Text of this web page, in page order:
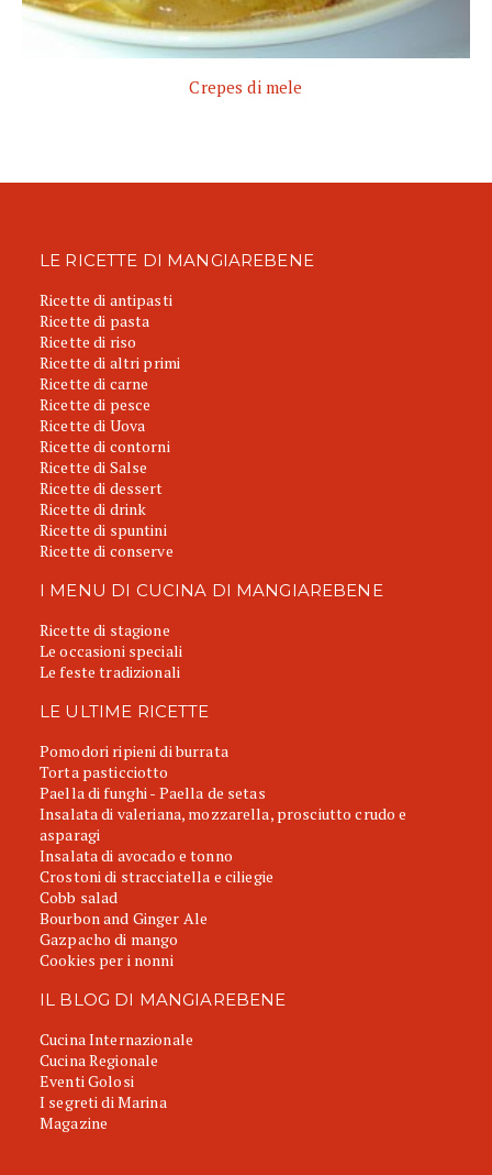
Crepes di mele
LE RICETTE DI MANGIAREBENE
Ricette di antipasti
Ricette di pasta
Ricette di riso
Ricette di altri primi
Ricette di carne
Ricette di pesce
Ricette di Uova
Ricette di contorni
Ricette di Salse
Ricette di dessert
Ricette di drink
Ricette di spuntini
Ricette di conserve
I MENU DI CUCINA DI MANGIAREBENE
Ricette di stagione
Le occasioni speciali
Le feste tradizionali
LE ULTIME RICETTE
Pomodori ripieni di burrata
Torta pasticciotto
Paella di funghi - Paella de setas
Insalata di valeriana, mozzarella, prosciutto crudo e
asparagi
Insalata di avocado e tonno
Crostoni di stracciatella e ciliegie
Cobb salad
Bourbon and Ginger Ale
Gazpacho di mango
Cookies per i nonni
IL BLOG DI MANGIAREBENE
Cucina Internazionale
Cucina Regionale
Eventi Golosi
I segreti di Marina
Magazine